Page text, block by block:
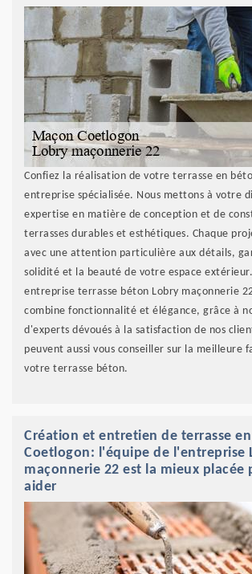
Confiez la réalisation de votre terrasse en
entreprise spécialisée. Nous mettons à votre
expertise en matière de conception et de
terrasses durables et esthétiques. Chaque
avec une attention particulière aux détails,
solidité et la beauté de votre espace
entreprise terrasse béton Lobry maçonnerie
combine fonctionnalité et élégance, grâce à
d'experts dévoués à la satisfaction de nos
peuvent aussi vous conseiller sur la meilleure
votre terrasse béton.
Création et entretien de terrasse
Coetlogon: l'équipe de l'entreprise
maçonnerie 22 est la mieux placée
aider